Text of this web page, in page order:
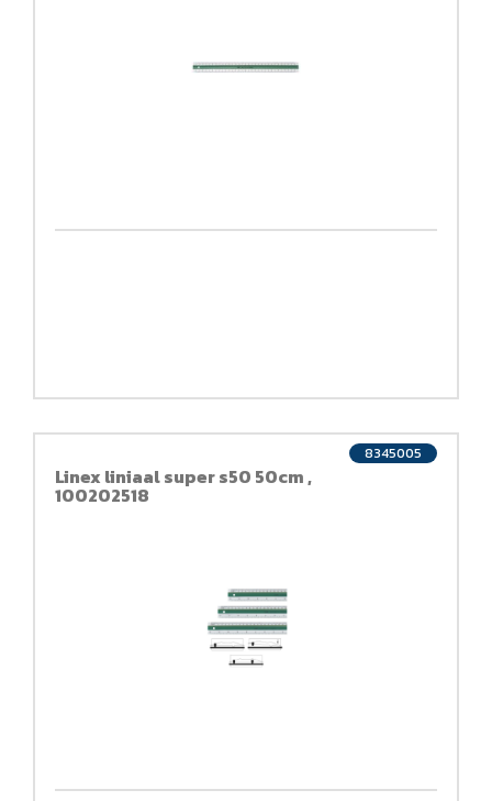
Linex liniaal super s50 50cm ,
100202518
8345005